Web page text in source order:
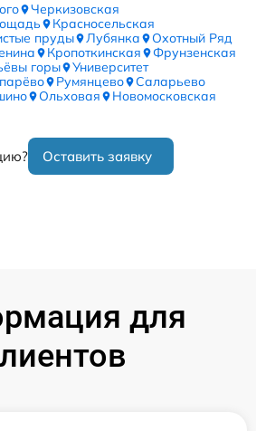
Черкизовская
Красносельская
пруды Лубянка
Охотный Ряд
Кропоткинская
Фрунзенская
горы
Университет
Румянцево
Саларьево
Ольховая
Новомосковская
Оставить заявку
для